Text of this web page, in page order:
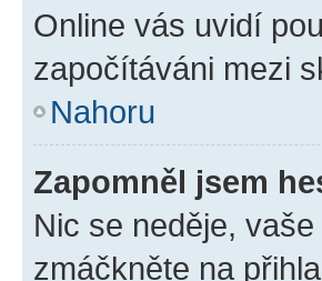
Online vás uvidí
započítáváni mezi
Nahoru
Zapomněl jsem
Nic se neděje,
zmáčkněte na